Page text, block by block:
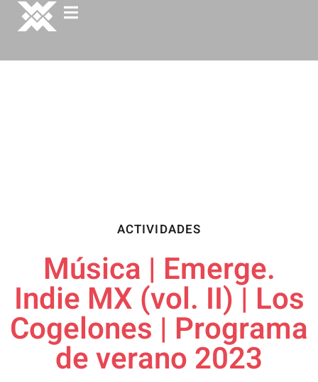
ACTIVIDADES
Música | Emerge.
Indie MX (vol. II) | Los
Cogelones | Programa
de verano 2023